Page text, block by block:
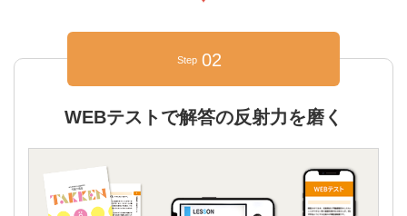
Step 02
WEBテストで解答の反射力を磨く